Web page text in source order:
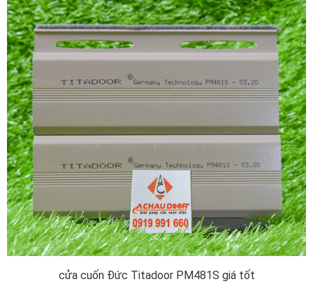
cửa cuốn Đức Titadoor PM481S giá tốt